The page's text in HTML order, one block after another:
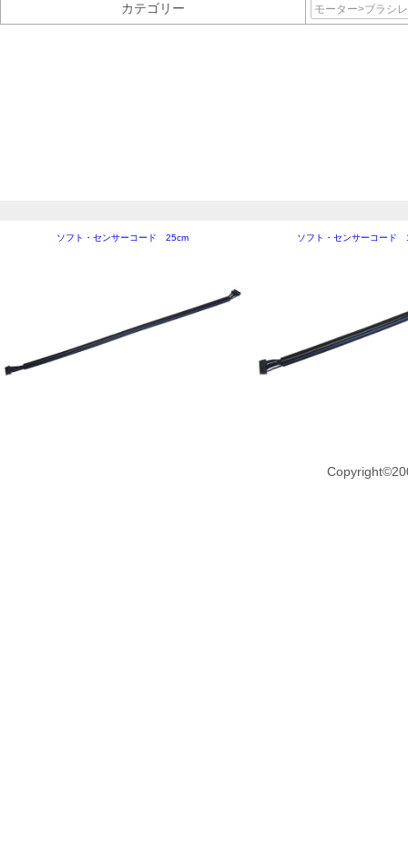
カテゴリー
モーター>ブラシ
ソフト・センサーコード 25cm ソフト・センサーコード